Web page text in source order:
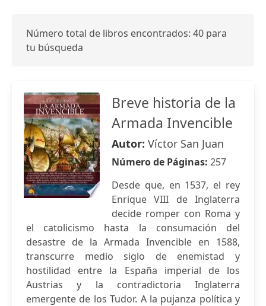
Número total de libros encontrados: 40 para
tu búsqueda
Breve historia de la
Armada Invencible
Autor: Víctor San Juan
Número de Páginas: 257
Desde que, en 1537, el rey
Enrique VIII de Inglaterra
decide romper con Roma y
el catolicismo hasta la consumación del
desastre de la Armada Invencible en 1588,
transcurre medio siglo de enemistad y
hostilidad entre la España imperial de los
Austrias y la contradictoria Inglaterra
emergente de los Tudor. A la pujanza política y